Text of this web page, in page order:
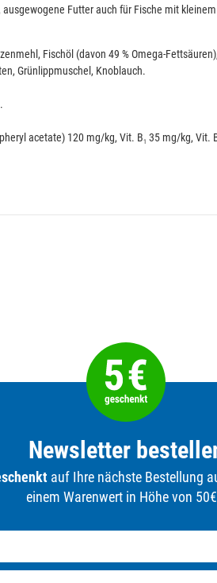
Futter auch für Fische mit
Fischöl (davon 49 % Omega-
Grün­lipp­muschel, Knoblauch.
acetate) 120 mg/kg, Vit. B1 35 mg/kg, Vit.
Newsletter
auf Ihre nächste Bestellung
einem Warenwert in Höhe von